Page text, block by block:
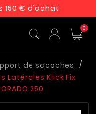
150 € d'achat
0
de sacoches
Latérales Klick Fix
250